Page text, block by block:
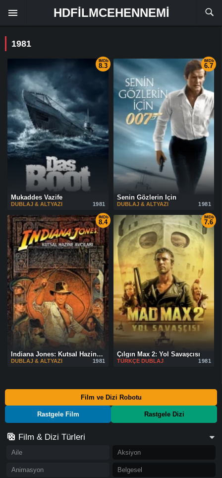
HDFILMCEHENNEMI
1981
IMDb
8.3
Mukaddes Vazife
1981
DUBLAJ & ALTYAZI
IMDb
6.7
Senin Gözlerin İçin
1981
DUBLAJ & ALTYAZI
IMDb
8.4
Indiana Jones: Kutsal Hazine Avcıları
1981
DUBLAJ & ALTYAZI
IMDb
7.6
Çılgın Max 2: Yol Savaşcısı
1981
TÜRKÇE DUBLAJ
Film ve Dizi Robotu
Rastgele Film Rastgele Dizi
Film & Dizi Türleri
Aile Aksiyon
Animasyon Belgesel